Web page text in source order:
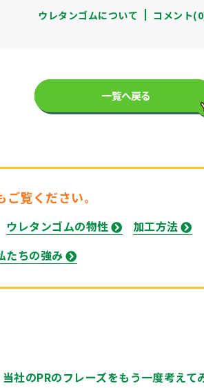
ウレタンゴムについて コメント
一覧へ戻る
覧ください。
ウレタンゴムの物性
加工方法
たちの強み
当社のPRのフレーズをもう一度考えて